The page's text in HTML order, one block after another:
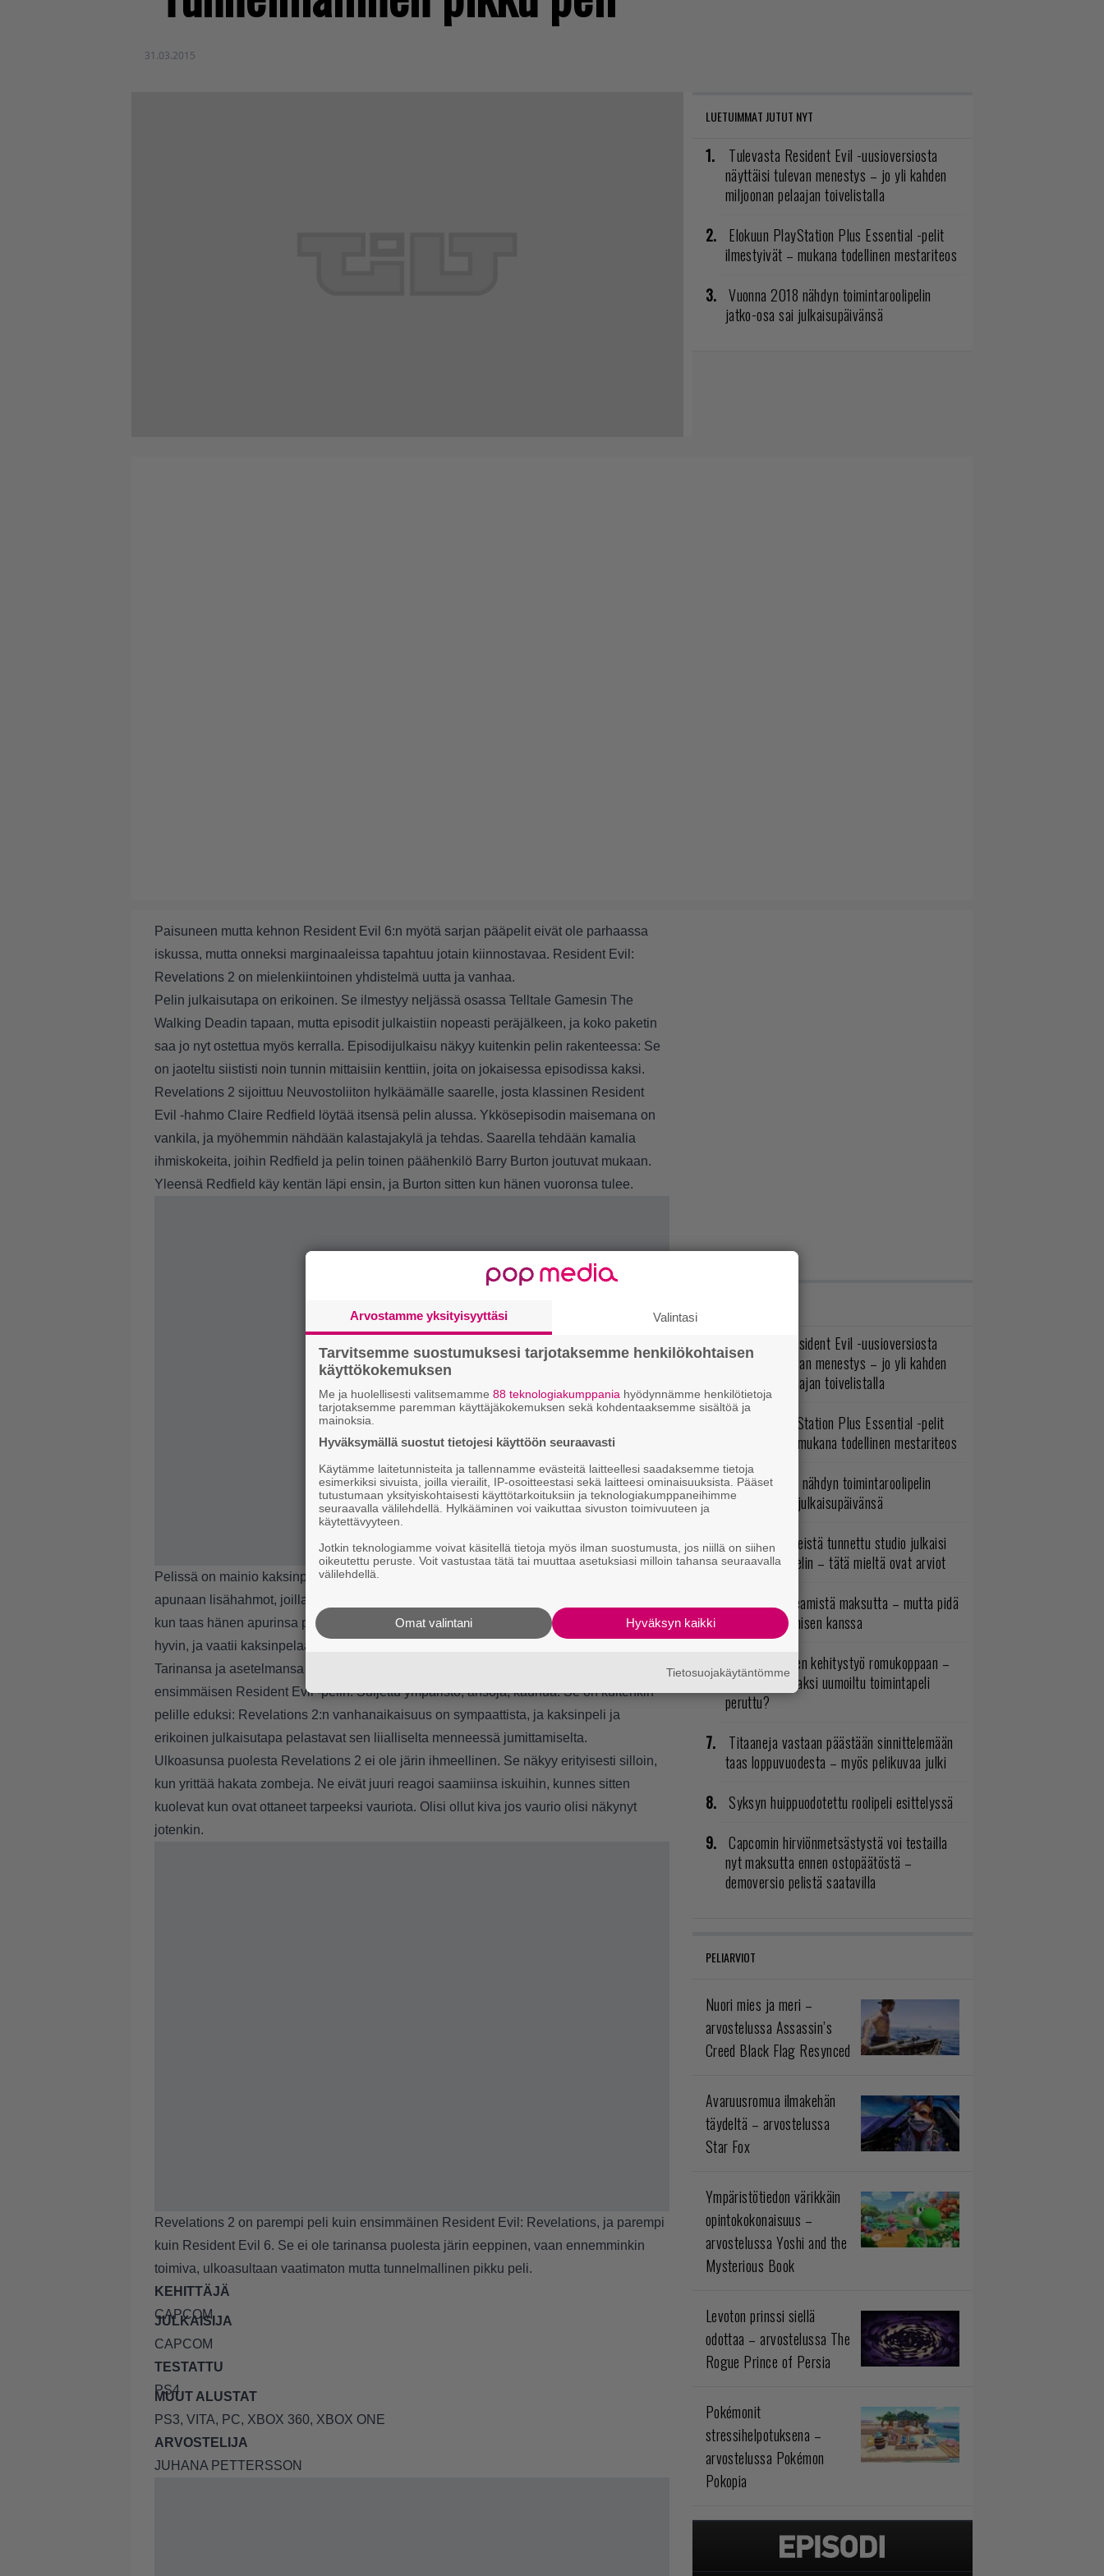
31.03.2015
LUETUIMMAT JUTUT NYT
Tulevasta Resident Evil -uusioversiosta
näyttäisi tulevan menestys – jo yli kahden
miljoonan pelaajan toivelistalla
Elokuun PlayStation Plus Essential -pelit
ilmestyivät – mukana todellinen mestariteos
Vuonna 2018 nähdyn toimintaroolipelin
jatko-osa sai julkaisupäivänsä
Paisuneen mutta kehnon Resident Evil 6:n myötä sarjan pääpelit eivät ole parhaassa
iskussa, mutta onneksi marginaaleissa tapahtuu jotain kiinnostavaa. Resident Evil:
Revelations 2 on mielenkiintoinen yhdistelmä uutta ja vanhaa.
Pelin julkaisutapa on erikoinen. Se ilmestyy neljässä osassa Telltale Gamesin The
Walking Deadin tapaan, mutta episodit julkaistiin nopeasti peräjälkeen, ja koko paketin
saa jo nyt ostettua myös kerralla. Episodijulkaisu näkyy kuitenkin pelin rakenteessa: Se
on jaoteltu siististi noin tunnin mittaisiin kenttiin, joita on jokaisessa episodissa kaksi.
Revelations 2 sijoittuu Neuvostoliiton hylkäämälle saarelle, josta klassinen Resident
Evil -hahmo Claire Redfield löytää itsensä pelin alussa. Ykkösepisodin maisemana on
vankila, ja myöhemmin nähdään kalastajakylä ja tehdas. Saarella tehdään kamalia
ihmiskokeita, joihin Redfield ja pelin toinen päähenkilö Barry Burton joutuvat mukaan.
Yleensä Redfield käy kentän läpi ensin, ja Burton sitten kun hänen vuoronsa tulee.
Pelissä on mainio kaksinpelimekanismi, jossa sekä Redfieldillä että Burtonilla on
apunaan lisähahmot, joilla on omia ominaisuuksiaan. Burton esimerkiksi ampuu ja lyö,
kun taas hänen apurinsa pikkutyttö Natalia näkee zombeja seinien läpi. Systeemi toimii
hyvin, ja vaatii kaksinpelaajilta yhteistyötä ja kommunikaatiota.
Tarinansa ja asetelmansa suhteen Revelations 2 on niin perinteinen, että se tuo mieleen
ensimmäisen Resident Evil -pelin. Suljettu ympäristö, ansoja, kauhua. Se on kuitenkin
pelille eduksi: Revelations 2:n vanhanaikaisuus on sympaattista, ja kaksinpeli ja
erikoinen julkaisutapa pelastavat sen liialliselta menneessä jumittamiselta.
Ulkoasunsa puolesta Revelations 2 ei ole järin ihmeellinen. Se näkyy erityisesti silloin,
kun yrittää hakata zombeja. Ne eivät juuri reagoi saamiinsa iskuihin, kunnes sitten
kuolevat kun ovat ottaneet tarpeeksi vauriota. Olisi ollut kiva jos vaurio olisi näkynyt
jotenkin.
Revelations 2 on parempi peli kuin ensimmäinen Resident Evil: Revelations, ja parempi
kuin Resident Evil 6. Se ei ole tarinansa puolesta järin eeppinen, vaan ennemminkin
toimiva, ulkoasultaan vaatimaton mutta tunnelmallinen pikku peli.
KEHITTÄJÄ
CAPCOM
JULKAISIJA
CAPCOM
TESTATTU
PS4
MUUT ALUSTAT
PS3, VITA, PC, XBOX 360, XBOX ONE
ARVOSTELIJA
JUHANA PETTERSSON
Tulevasta Resident Evil -uusioversiosta
näyttäisi tulevan menestys – jo yli kahden
miljoonan pelaajan toivelistalla
Elokuun PlayStation Plus Essential -pelit
ilmestyivät – mukana todellinen mestariteos
Vuonna 2018 nähdyn toimintaroolipelin
jatko-osa sai julkaisupäivänsä
Pokémon-peleistä tunnettu studio julkaisi
toimintaroolipelin – tätä mieltä ovat arviot
Loistopeli Steamistä maksutta – mutta pidä
kiirettä lataamisen kanssa
Kuuden vuoden kehitystyö romukoppaan –
GTA:n kilpailijaksi uumoiltu toimintapeli
peruttu?
Titaaneja vastaan päästään sinnittelemään
taas loppuvuodesta – myös pelikuvaa julki
Syksyn huippuodotettu roolipeli esittelyssä
Capcomin hirviönmetsästystä voi testailla
nyt maksutta ennen ostopäätöstä –
demoversio pelistä saatavilla
PELIARVIOT
Nuori mies ja meri –
arvostelussa Assassin’s
Creed Black Flag Resynced
Avaruusromua ilmakehän
täydeltä – arvostelussa
Star Fox
Ympäristötiedon värikkäin
opintokokonaisuus –
arvostelussa Yoshi and the
Mysterious Book
Levoton prinssi siellä
odottaa – arvostelussa The
Rogue Prince of Persia
Pokémonit
stressihelpotuksena –
arvostelussa Pokémon
Pokopia
Arvostamme yksityisyyttäsi Valintasi
Tarvitsemme suostumuksesi tarjotaksemme henkilökohtaisen
käyttökokemuksen
Me ja huolellisesti valitsemamme 88 teknologiakumppania hyödynnämme henkilötietoja
tarjotaksemme paremman käyttäjäkokemuksen sekä kohdentaaksemme sisältöä ja
mainoksia.
Hyväksymällä suostut tietojesi käyttöön seuraavasti
Käytämme laitetunnisteita ja tallennamme evästeitä laitteellesi saadaksemme tietoja
esimerkiksi sivuista, joilla vierailit, IP-osoitteestasi sekä laitteesi ominaisuuksista. Pääset
tutustumaan yksityiskohtaisesti käyttötarkoituksiin ja teknologiakumppaneihimme
seuraavalla välilehdellä. Hylkääminen voi vaikuttaa sivuston toimivuuteen ja
käytettävyyteen.
Jotkin teknologiamme voivat käsitellä tietoja myös ilman suostumusta, jos niillä on siihen
oikeutettu peruste. Voit vastustaa tätä tai muuttaa asetuksiasi milloin tahansa seuraavalla
välilehdellä.
Hyväksyn kaikki
Omat valintani
Tietosuojakäytäntömme